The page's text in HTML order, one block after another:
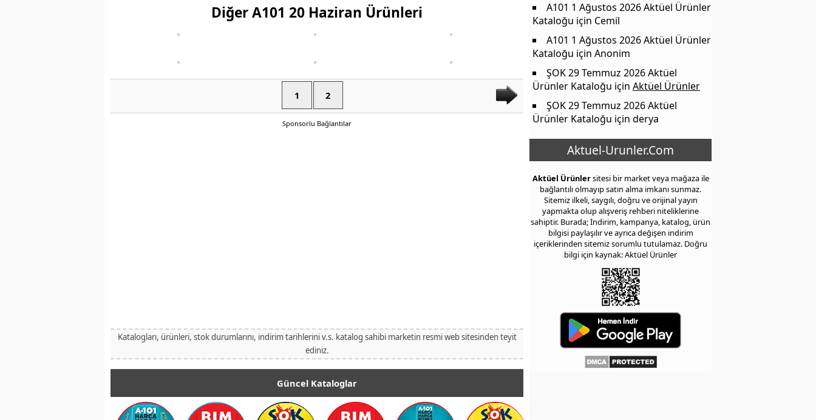
Diğer A101 20 Haziran Ürünleri
1 2
Sponsorlu Bağlantılar
Katalogları, ürünleri, stok durumlarını, indirim tarihlerini v.s. katalog sahibi marketin resmi web sitesinden teyit
ediniz.
Güncel Kataloglar
A101 1 Ağustos 2026 Aktüel Ürünler
Kataloğu için Cemil
A101 1 Ağustos 2026 Aktüel Ürünler
Kataloğu için Anonim
ŞOK 29 Temmuz 2026 Aktüel
Ürünler Kataloğu için Aktüel Ürünler
ŞOK 29 Temmuz 2026 Aktüel
Ürünler Kataloğu için derya
Aktuel-Urunler.Com
Aktüel Ürünlersitesi bir market veya mağaza ile
bağlantılı olmayıp satın alma imkanı sunmaz.
Sitemiz ilkeli, saygılı, doğru ve orijinal yayın
yapmakta olup alışveriş rehberi niteliklerine
sahiptir. Burada; İndirim, kampanya, katalog, ürün
bilgisi paylaşılır ve ayrıca değişen indirim
içeriklerinden sitemiz sorumlu tutulamaz. Doğru
bilgi için kaynak: Aktüel Ürünler